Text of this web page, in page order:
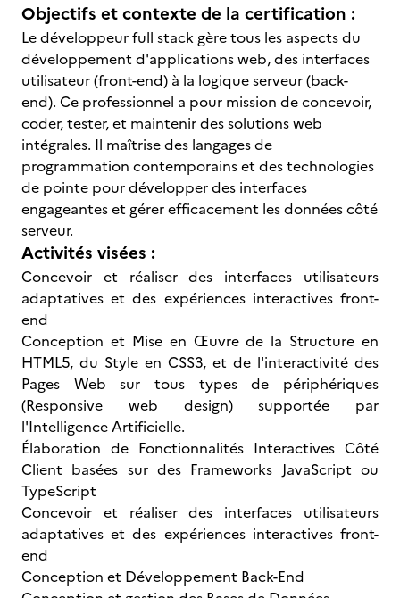
Objectifs et contexte de la certification :
Le développeur full stack gère tous les aspects du
développement d'applications web, des interfaces
utilisateur (front-end) à la logique serveur (back-
end). Ce professionnel a pour mission de concevoir,
coder, tester, et maintenir des solutions web
intégrales. Il maîtrise des langages de
programmation contemporains et des technologies
de pointe pour développer des interfaces
engageantes et gérer efficacement les données côté
serveur.
Activités visées :
Concevoir et réaliser des interfaces utilisateurs
adaptatives et des expériences interactives front-
end
Conception et Mise en Œuvre de la Structure en
HTML5, du Style en CSS3, et de l'interactivité des
Pages Web sur tous types de périphériques
(Responsive web design) supportée par
l'Intelligence Artificielle.
Élaboration de Fonctionnalités Interactives Côté
Client basées sur des Frameworks JavaScript ou
TypeScript
Concevoir et réaliser des interfaces utilisateurs
adaptatives et des expériences interactives front-
end
Conception et Développement Back-End